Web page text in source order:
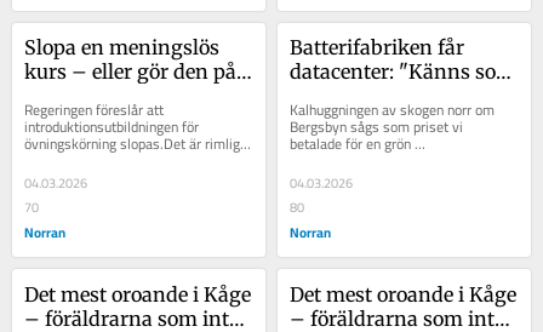
Slopa en meningslös
kurs – eller gör den på
Regeringen föreslår att
introduktionsutbildningen för
övningskörning slopas.Det är rimligt.
Åtminstone utifrån de brister som
funnits...
04.03.2026
70
Norran
Batterifabriken får
datacenter: "Känns som
Kalhuggningen av skogen norr om
Bergsbyn sågs som priset vi
betalade för en grön
industrirevolution. Men efter
Northvolts konkurs står Skellefteå...
04.03.2026
80
Norran
Det mest oroande i Kåge
– föräldrarna som inte
Det mest oroande i Kåge
– föräldrarna som inte